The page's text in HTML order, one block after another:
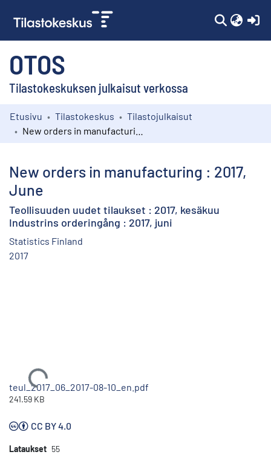
OTOS
Tilastokeskuksen julkaisut verkossa
Kokoelmat
Etusivu Tilastokeskus
Tilastojulkaisut
New orders in manufacturing : 2017,
June
Teollisuuden uudet tilaukset : 2017, kesäkuu
Industrins orderingång : 2017, juni
Statistics Finland
2017
Ladataan...
teul_2017_06_2017-08-10_en.pdf
241.59 KB
CC BY 4.0
Lataukset 55